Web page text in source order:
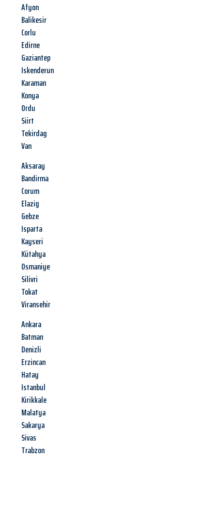
Afyon
Balikesir
Corlu
Edirne
Gaziantep
Iskenderun
Karaman
Konya
Ordu
Siirt
Tekirdag
Van
Aksaray
Bandirma
Corum
Elazig
Gebze
Isparta
Kayseri
Kütahya
Osmaniye
Silivri
Tokat
Viransehir
Ankara
Batman
Denizli
Erzincan
Hatay
Istanbul
Kirikkale
Malatya
Sakarya
Sivas
Trabzon